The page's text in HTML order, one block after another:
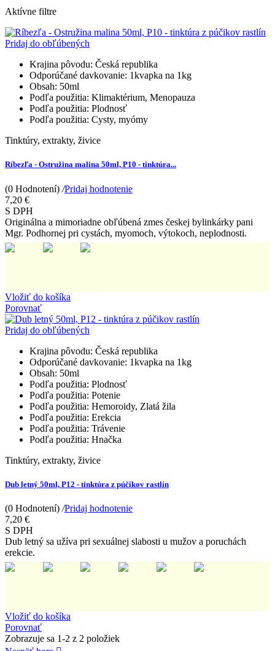
Aktívne filtre
Pridaj do obľúbených
Krajina pôvodu: Česká republika
Odporúčané davkovanie: 1kvapka na 1kg
Obsah: 50ml
Podľa použitia: Klimaktérium, Menopauza
Podľa použitia: Plodnosť
Podľa použitia: Cysty, myómy
Tinktúry, extrakty, živice
Ríbezľa - Ostružina malina 50ml, P10 - tinktúra...
(0 Hodnotení) /Pridaj hodnotenie
7,20 €
S DPH
Originálna a mimoriadne obľúbená zmes českej bylinkárky pani
Mgr. Podhornej pri cystách, myomoch, výtokoch, neplodnosti.
Vložiť do košíka
Porovnať
Pridaj do obľúbených
Krajina pôvodu: Česká republika
Odporúčané davkovanie: 1kvapka na 1kg
Obsah: 50ml
Podľa použitia: Plodnosť
Podľa použitia: Potenie
Podľa použitia: Hemoroidy, Zlatá žila
Podľa použitia: Erekcia
Podľa použitia: Trávenie
Podľa použitia: Hnačka
Tinktúry, extrakty, živice
Dub letný 50ml, P12 - tinktúra z púčikov rastlín
(0 Hodnotení) /Pridaj hodnotenie
7,20 €
S DPH
Dub letný sa užíva pri sexuálnej slabosti u mužov a poruchách
erekcie.
Vložiť do košíka
Porovnať
Zobrazuje sa 1-2 z 2 položiek